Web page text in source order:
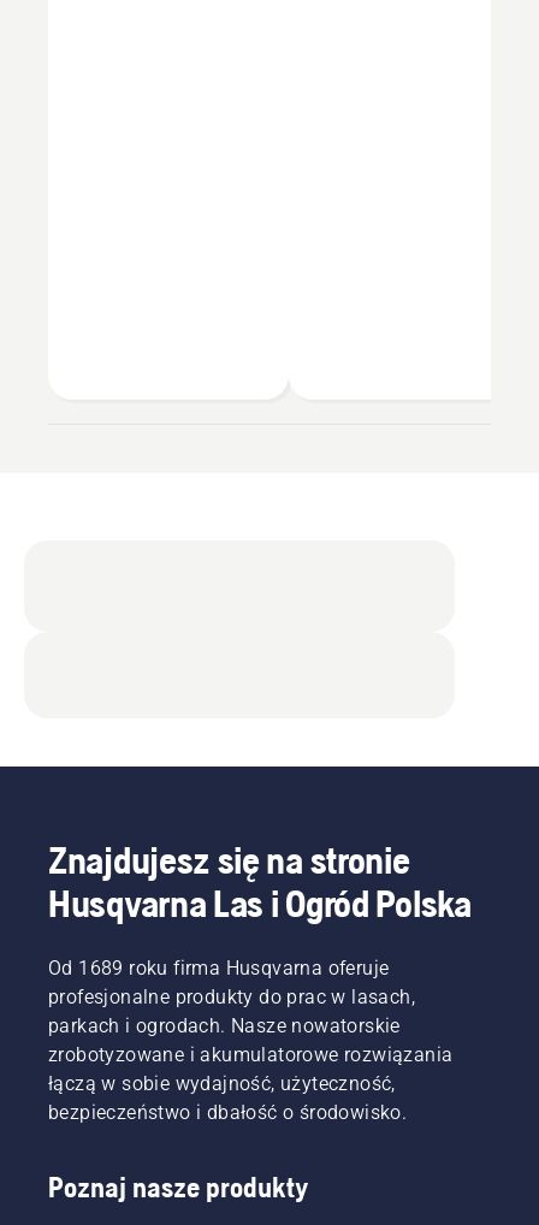
Znajdujesz się na stronie
Husqvarna Las i Ogród Polska
Od 1689 roku firma Husqvarna oferuje
profesjonalne produkty do prac w lasach,
parkach i ogrodach. Nasze nowatorskie
zrobotyzowane i akumulatorowe rozwiązania
łączą w sobie wydajność, użyteczność,
bezpieczeństwo i dbałość o środowisko.
Poznaj nasze produkty